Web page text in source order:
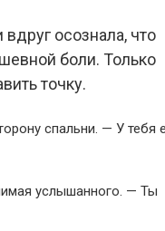
осознала, что
боли. Только
точку.
спальни. — У тебя
услышанного. — Ты